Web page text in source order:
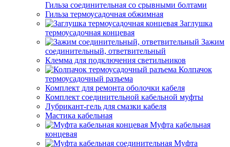
Гильза соединительная со срывными болтами
Гильза термоусадочная обжимная
Заглушка
термоусадочная концевая
Зажим
соединительный, ответвительный
Клемма для подключения светильников
Колпачок
термоусадочный разъема
Комплект для ремонта оболочки кабеля
Комплект соединительной кабельной муфты
Лубрикант-гель для смазки кабеля
Мастика кабельная
Муфта кабельная
концевая
Муфта